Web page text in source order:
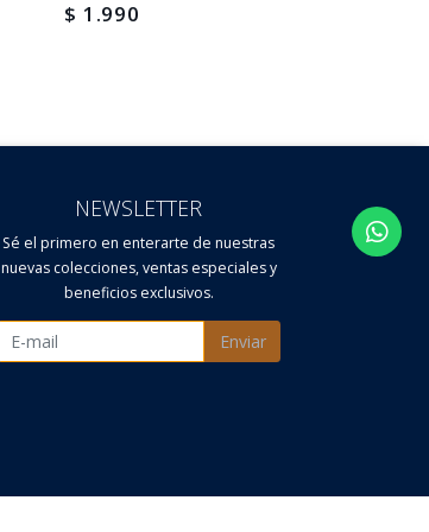
$ 1.990
NEWSLETTER
Sé el primero en enterarte de nuestras
nuevas colecciones, ventas especiales y
beneficios exclusivos.
Enviar